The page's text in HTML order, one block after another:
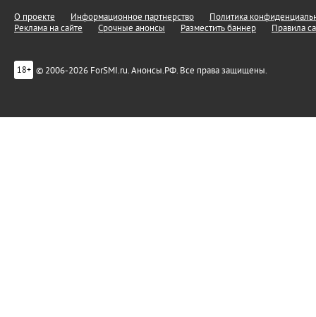
О проекте Информационное партнерство
Политика
Реклама на сайте
Срочные анонсы Разместить баннер Правила
18+ © 2006-2026 ForSMI.ru. Анонсы.РФ. Все права защищены.